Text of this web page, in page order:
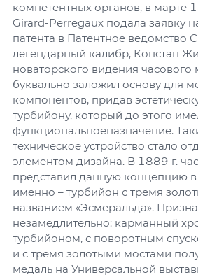
компетентных органов, в марте
Girard-Perregaux подала заявку
патента в Патентное ведомство
легендарный калибр, Констан
новаторского видения
буквально заложил основу для
компонентов, придав
турбийону, который до этого
функциональноеназначение.
техническое устройство стало
элементом дизайна. В 1889 г.
представил данную концепцию
именно – турбийон с тремя
названием «Эсмеральда».
незамедлительно: карманный
турбийоном, с поворотным
и с тремя золотыми мостами
медаль на Универсальной